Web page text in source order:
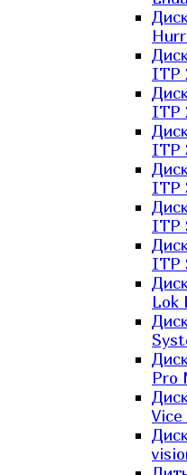
ITP
ITP
ITP
ITP
ITP
ITP
Lok
Pro